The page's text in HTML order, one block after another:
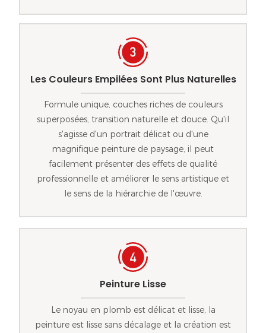
Les Couleurs Empilées Sont Plus Naturelles
Formule unique, couches riches de couleurs
superposées, transition naturelle et douce. Qu'il
s'agisse d'un portrait délicat ou d'une
magnifique peinture de paysage, il peut
facilement présenter des effets de qualité
professionnelle et améliorer le sens artistique et
le sens de la hiérarchie de l'œuvre.
Peinture Lisse
Le noyau en plomb est délicat et lisse, la
peinture est lisse sans décalage et la création est